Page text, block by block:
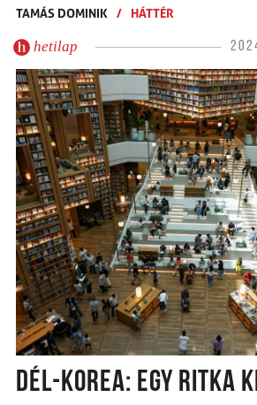
TAMÁS DOMINIK
/ HÁTTÉR
hetilap
DÉL-KOREA: EGY RITKA